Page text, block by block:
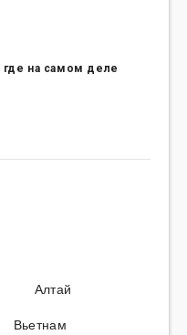
где на самом деле
Алтай
Вьетнам